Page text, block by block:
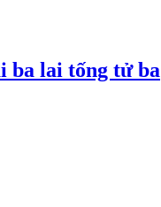
ba lai tống tử ba